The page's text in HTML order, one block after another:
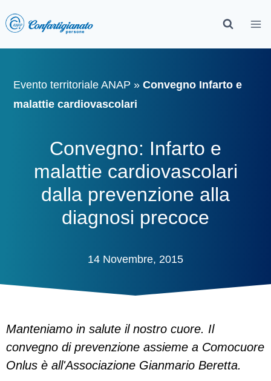
Evento territoriale ANAP »Convegno Infarto e
malattie cardiovascolari
Convegno: Infarto e
malattie cardiovascolari
dalla prevenzione alla
diagnosi precoce
14 Novembre, 2015
Manteniamo in salute il nostro cuore. Il
convegno di prevenzione assieme a Comocuore
Onlus è all'Associazione Gianmario Beretta.